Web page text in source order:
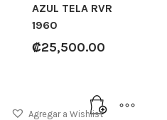
AZUL TELA RVR
1960
₡25,500.00
Agregar a Wishlist